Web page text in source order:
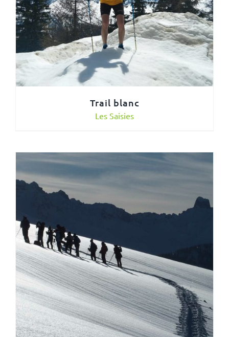
Trail blanc
Les Saisies